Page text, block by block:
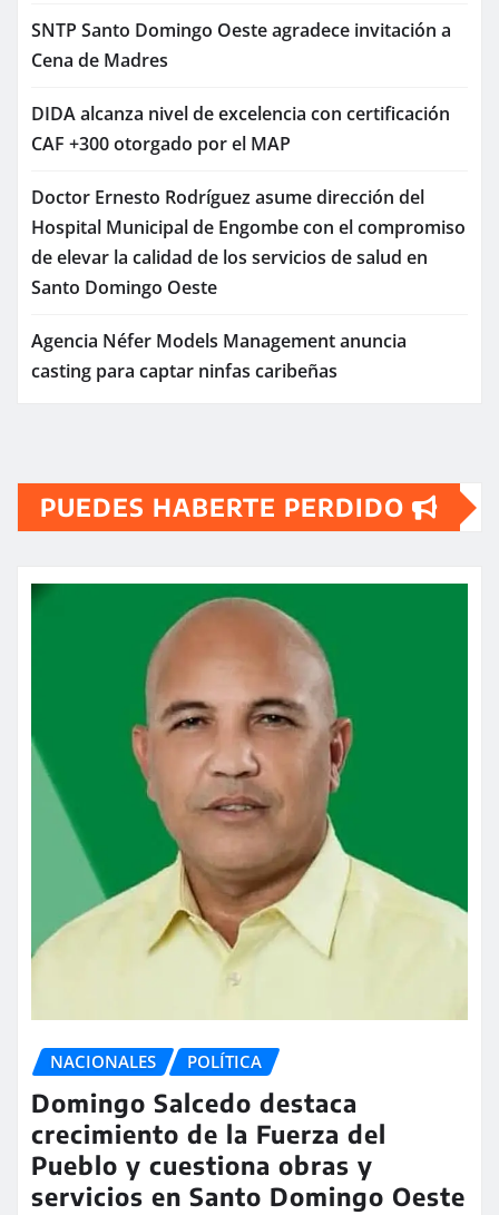
SNTP Santo Domingo Oeste agradece invitación a
Cena de Madres
DIDA alcanza nivel de excelencia con certificación
CAF +300 otorgado por el MAP
Doctor Ernesto Rodríguez asume dirección del
Hospital Municipal de Engombe con el compromiso
de elevar la calidad de los servicios de salud en
Santo Domingo Oeste
Agencia Néfer Models Management anuncia
casting para captar ninfas caribeñas
PUEDES HABERTE PERDIDO
NACIONALES POLÍTICA
Domingo Salcedo destaca
crecimiento de la Fuerza del
Pueblo y cuestiona obras y
servicios en Santo Domingo Oeste